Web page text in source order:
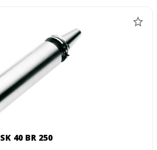
SK 40 BR 250